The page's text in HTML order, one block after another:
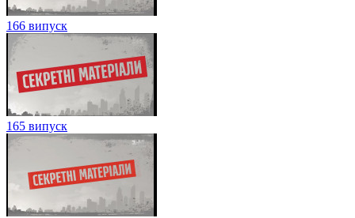
166 випуск
165 випуск